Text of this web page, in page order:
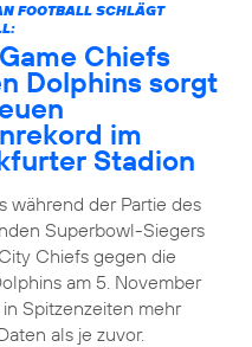
FOOTBALL SCHLÄGT
Chiefs
Dolphins sorgt
im
Stadion
während der Partie des
Superbowl-Siegers
Chiefs gegen die
am 5. November
Spitzenzeiten mehr
als je zuvor.